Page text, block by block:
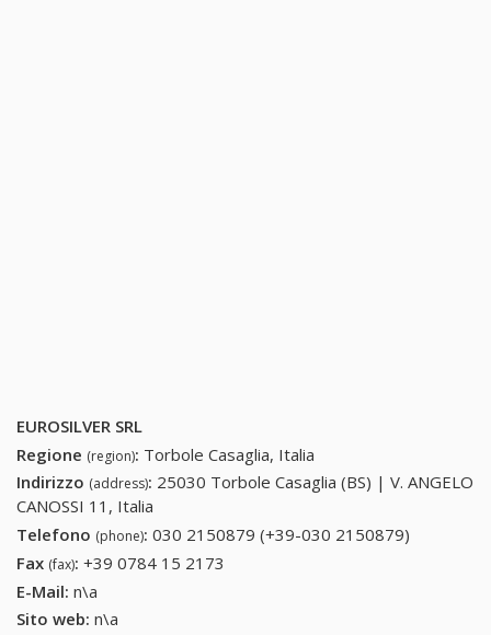
EUROSILVER SRL
Regione (region): Torbole Casaglia, Italia
Indirizzo (address): 25030 Torbole Casaglia (BS) | V. ANGELO
CANOSSI 11, Italia
Telefono (phone): 030 2150879 (+39-030 2150879)
Fax (fax): +39 0784 15 2173
E-Mail: n\a
Sito web: n\a